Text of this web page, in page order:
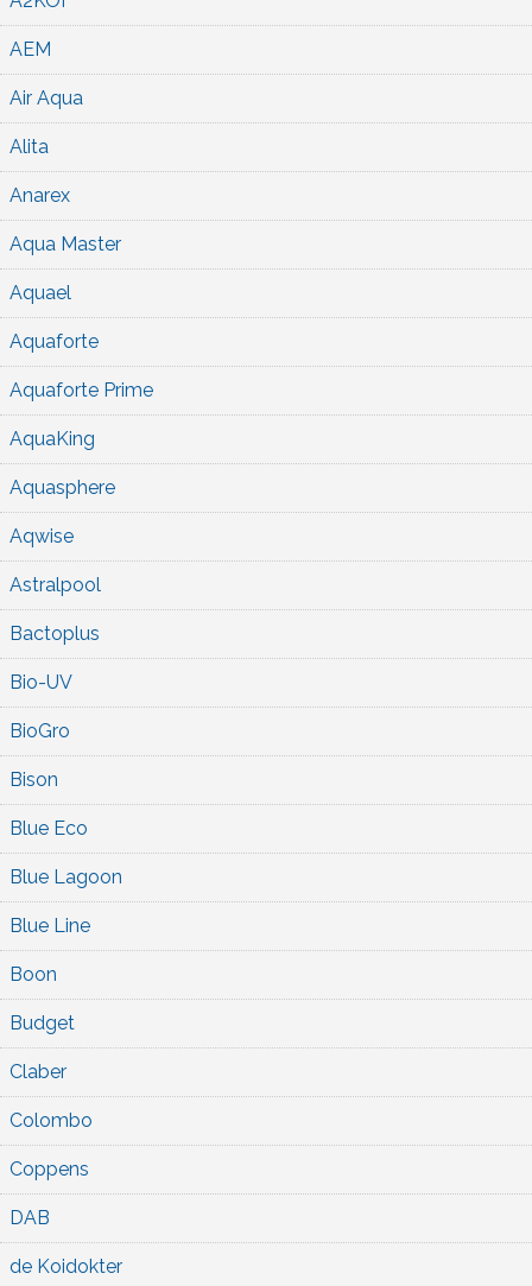
AEM
Air Aqua
Alita
Anarex
Aqua Master
Aquael
Aquaforte
Aquaforte Prime
AquaKing
Aquasphere
Aqwise
Astralpool
Bactoplus
Bio-UV
BioGro
Bison
Blue Eco
Blue Lagoon
Blue Line
Boon
Budget
Claber
Colombo
Coppens
DAB
de Koidokter